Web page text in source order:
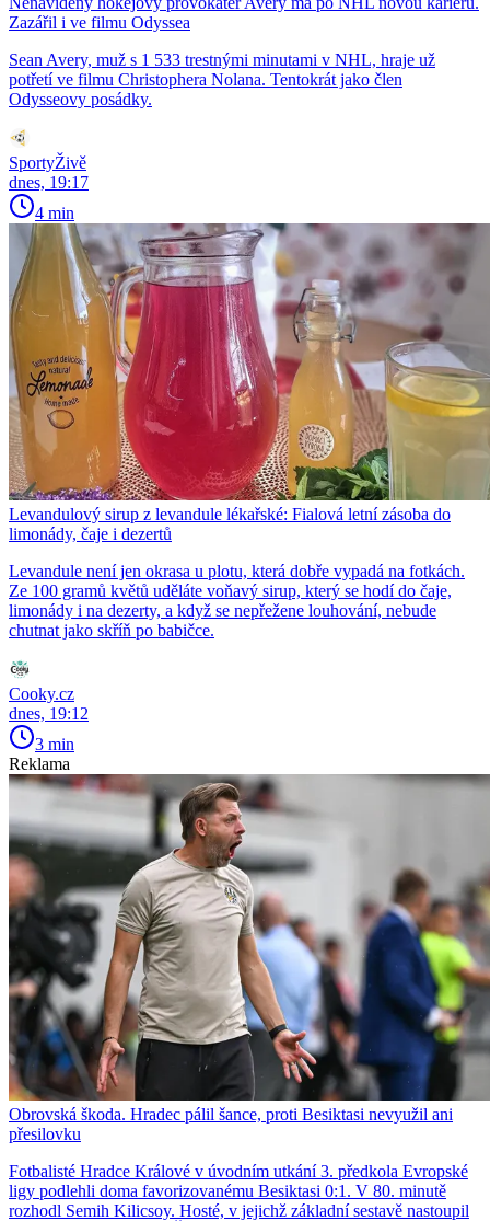
Zazářil i ve filmu Odyssea
Sean Avery, muž s 1 533 trestnými minutami v NHL, hraje už
potřetí ve filmu Christophera Nolana. Tentokrát jako člen
Odysseovy posádky.
SportyŽivě
dnes, 19:17
4 min
Levandulový sirup z levandule lékařské: Fialová letní zásoba do
limonády, čaje i dezertů
Levandule není jen okrasa u plotu, která dobře vypadá na fotkách.
Ze 100 gramů květů uděláte voňavý sirup, který se hodí do čaje,
limonády i na dezerty, a když se nepřežene louhování, nebude
chutnat jako skříň po babičce.
Cooky.cz
dnes, 19:12
3 min
Reklama
Obrovská škoda. Hradec pálil šance, proti Besiktasi nevyužil ani
přesilovku
Fotbalisté Hradce Králové v úvodním utkání 3. předkola Evropské
ligy podlehli doma favorizovanému Besiktasi 0:1. V 80. minutě
rozhodl Semih Kilicsoy. Hosté, v jejichž základní sestavě nastoupil